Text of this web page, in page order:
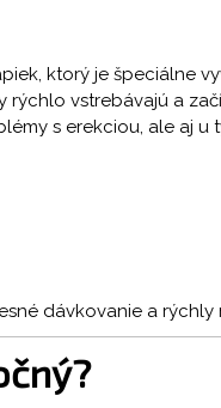
ktorý je špeciálne
vstrebávajú a
s erekciou, ale aj
dávkovanie a rýchly